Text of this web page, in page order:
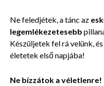
Ne feledjétek, a tánc az
legemlékezetesebb
Készüljetek fel rá velünk,
életetek első napjába!
Ne bízzátok a véletlenre!